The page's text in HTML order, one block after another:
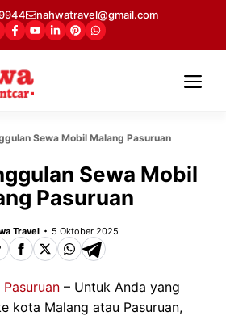
nahwatravel@gmail.com
Sewa Mobil Malang Pasuruan
Sewa Mobil
Pasuruan
Travel 5 Oktober 2025
– Untuk Anda yang
kota Malang atau Pasuruan,